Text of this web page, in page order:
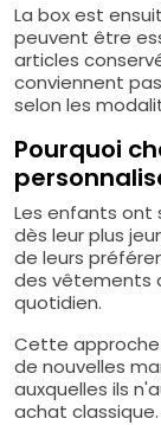
La box est
peuvent être
articles
conviennent
selon les
Pourquoi
Les enfants ont
dès leur plus
de leurs
des vêtements
quotidien.
Cette
de nouvelles
auxquelles ils
achat classique.